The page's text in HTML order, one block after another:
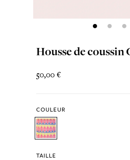
Housse de coussin
50,00 €
COULEUR
TAILLE